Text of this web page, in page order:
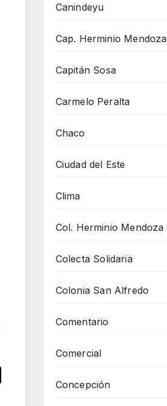
Canindeyu
Cap. Herminio Mendoza
Capitán Sosa
Carmelo Peralta
Chaco
Ciudad del Este
Clima
Col. Herminio Mendoza
Colecta Solidaria
Colonia San Alfredo
Comentario
Comercial
Concepción